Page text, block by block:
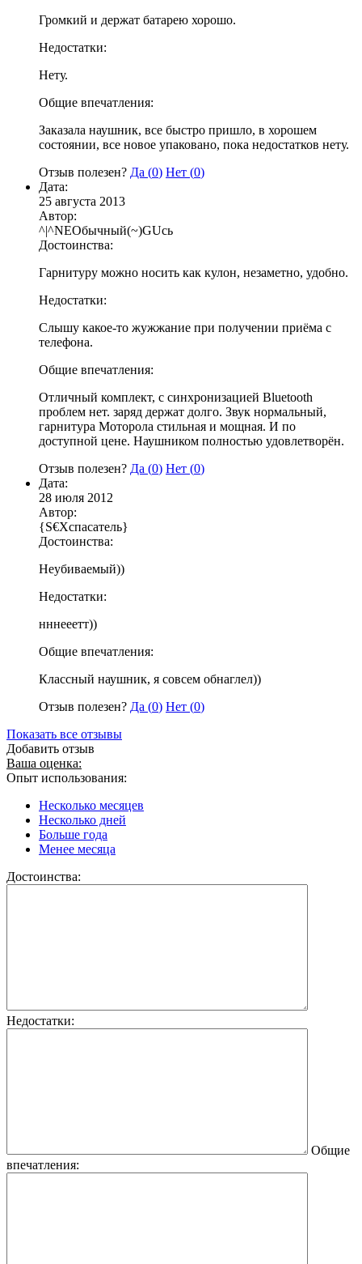
Громкий и держат батарею хорошо.
Недостатки:
Нету.
Общие впечатления:
Заказала наушник, все быстро пришло, в хорошем
состоянии, все новое упаковано, пока недостатков нету.
Отзыв полезен? Да (0) Нет (0)
Дата:
25 августа 2013
Автор:
^|^NEOбычный(~)GUсь
Достоинства:
Гарнитуру можно носить как кулон, незаметно, удобно.
Недостатки:
Слышу какое-то жужжание при получении приёма с
телефона.
Общие впечатления:
Отличный комплект, с синхронизацией Bluetooth
проблем нет. заряд держат долго. Звук нормальный,
гарнитура Моторола стильная и мощная. И по
доступной цене. Наушником полностью удовлетворён.
Отзыв полезен? Да (0) Нет (0)
Дата:
28 июля 2012
Автор:
{S€Xспасатель}
Достоинства:
Неубиваемый))
Недостатки:
нннееетт))
Общие впечатления:
Классный наушник, я совсем обнаглел))
Отзыв полезен? Да (0) Нет (0)
Показать все отзывы
Добавить отзыв
Ваша оценка:
Опыт использования:
Несколько месяцев
Несколько дней
Больше года
Менее месяца
Достоинства:
Недостатки:
Общие
впечатления: